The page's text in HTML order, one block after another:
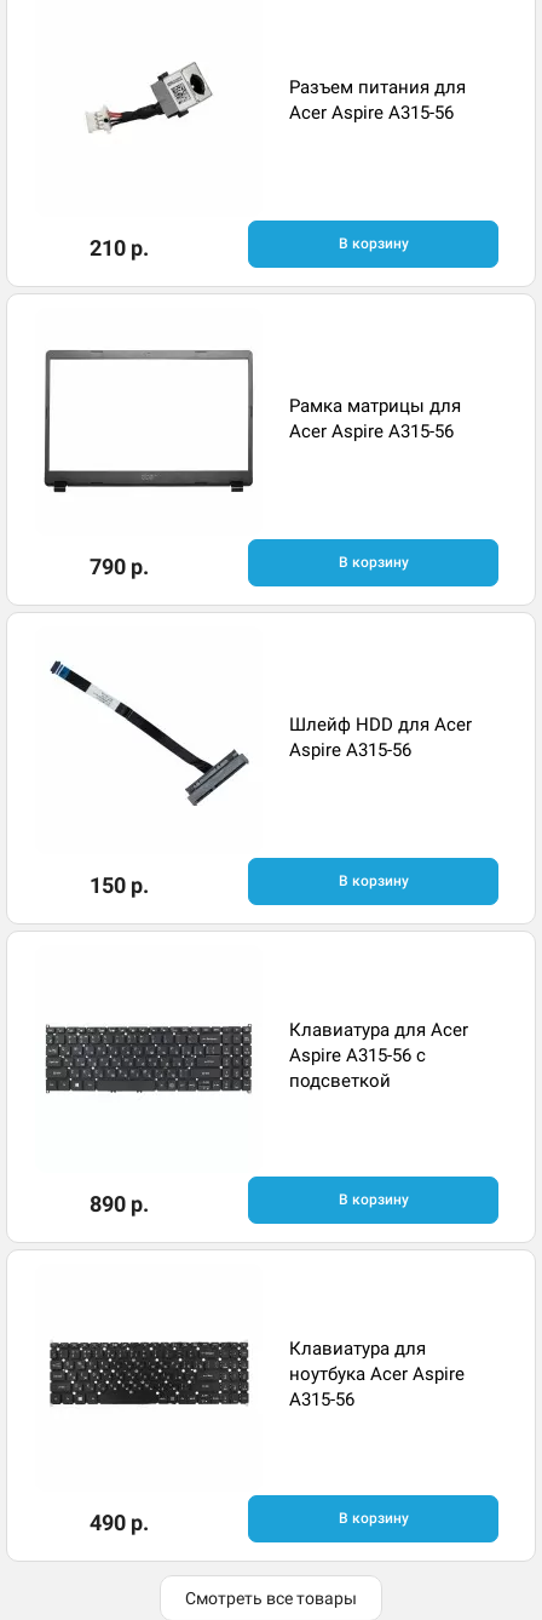
Разъем питания для
Acer Aspire A315-56
210 р. В корзину
Рамка матрицы для
Acer Aspire A315-56
790 р. В корзину
Шлейф HDD для Acer
Aspire A315-56
150 р. В корзину
Клавиатура для Acer
Aspire A315-56 с
подсветкой
890 р. В корзину
Клавиатура для
ноутбука Acer Aspire
A315-56
490 р. В корзину
Смотреть все товары